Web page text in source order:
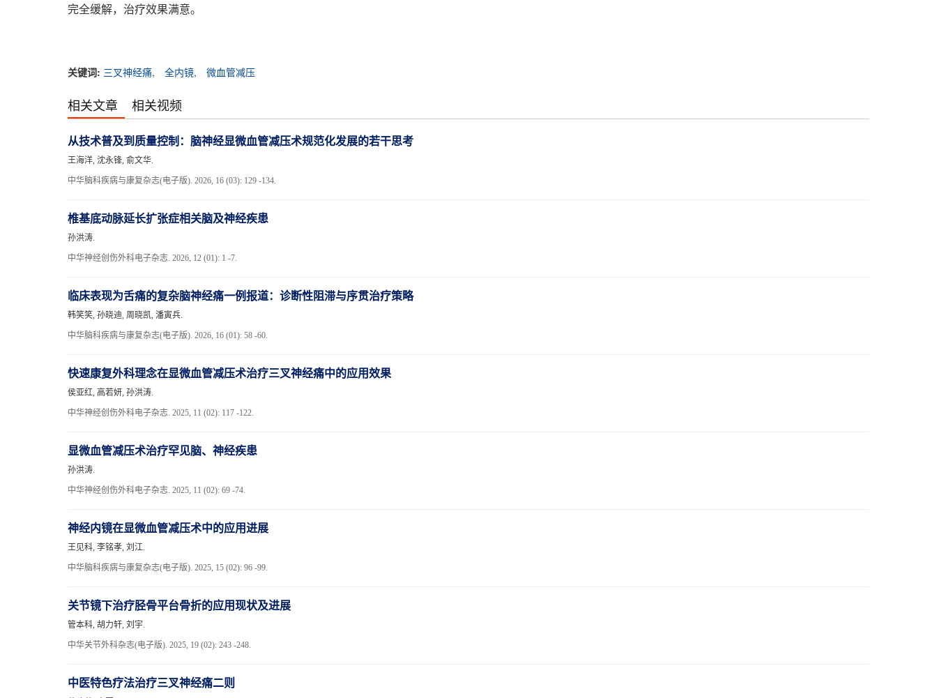
完全缓解，治疗效果满意。
关键词: 三叉神经痛, 全内镜, 微血管减压
相关文章 相关视频
从技术普及到质量控制：脑神经显微血管减压术规范化发展的若干思考
王海洋, 沈永锋, 俞文华.
中华脑科疾病与康复杂志(电子版). 2026, 16 (03): 129 -134.
椎基底动脉延长扩张症相关脑及神经疾患
孙洪涛.
中华神经创伤外科电子杂志. 2026, 12 (01): 1 -7.
临床表现为舌痛的复杂脑神经痛一例报道：诊断性阻滞与序贯治疗策略
韩笑笑, 孙晓迪, 周晓凯, 潘寅兵.
中华脑科疾病与康复杂志(电子版). 2026, 16 (01): 58 -60.
快速康复外科理念在显微血管减压术治疗三叉神经痛中的应用效果
侯亚红, 高若妍, 孙洪涛.
中华神经创伤外科电子杂志. 2025, 11 (02): 117 -122.
显微血管减压术治疗罕见脑、神经疾患
孙洪涛.
中华神经创伤外科电子杂志. 2025, 11 (02): 69 -74.
神经内镜在显微血管减压术中的应用进展
王见科, 李铭孝, 刘江.
中华脑科疾病与康复杂志(电子版). 2025, 15 (02): 96 -99.
关节镜下治疗胫骨平台骨折的应用现状及进展
管本科, 胡力轩, 刘宇.
中华关节外科杂志(电子版). 2025, 19 (02): 243 -248.
中医特色疗法治疗三叉神经痛二则